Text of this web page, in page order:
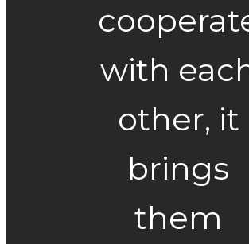
with
other, it
brings
them